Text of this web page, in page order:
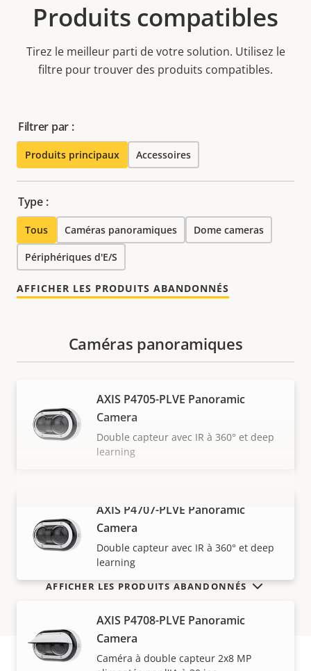
Produits compatibles
Tirez le meilleur parti de votre solution. Utilisez le
filtre pour trouver des produits compatibles.
Filtrer par :
Produits principaux Accessoires
Type :
Tous Caméras panoramiques Dome cameras
Périphériques d'E/S
AFFICHER LES PRODUITS ABANDONNÉS
VOIR PLUS
Caméras panoramiques
AXIS P4705-PLVE Panoramic
Camera
Double capteur avec IR à 360° et deep
learning
AXIS P4707-PLVE Panoramic
Camera
Double capteur avec IR à 360° et deep
learning
AXIS P4708-PLVE Panoramic
Camera
Caméra à double capteur 2x8 MP
AFFICHER LES PRODUITS ABANDONNÉS